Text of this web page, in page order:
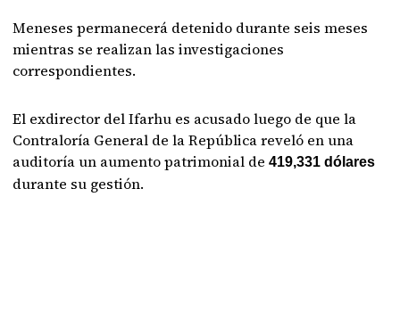
Meneses permanecerá detenido durante seis meses
mientras se realizan las investigaciones
correspondientes.
El exdirector del Ifarhu es acusado luego de que la
Contraloría General de la República reveló en una
auditoría un aumento patrimonial de419,331 dólares
durante su gestión.